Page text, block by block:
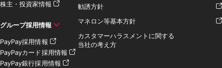
株主・投資家情報
グループ採用情報
PayPay採用情報
PayPayカード採用情報
PayPay銀行採用情報
勧誘方針
マネロン等基本方針
カスタマーハラスメントに関する
当社の考え方